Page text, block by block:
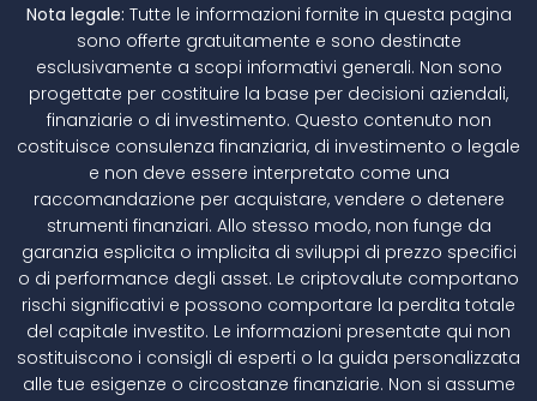
Nota legale: Tutte le informazioni fornite in questa pagina
sono offerte gratuitamente e sono destinate
esclusivamente a scopi informativi generali. Non sono
progettate per costituire la base per decisioni aziendali,
finanziarie o di investimento. Questo contenuto non
costituisce consulenza finanziaria, di investimento o legale
e non deve essere interpretato come una
raccomandazione per acquistare, vendere o detenere
strumenti finanziari. Allo stesso modo, non funge da
garanzia esplicita o implicita di sviluppi di prezzo specifici
o di performance degli asset. Le criptovalute comportano
rischi significativi e possono comportare la perdita totale
del capitale investito. Le informazioni presentate qui non
sostituiscono i consigli di esperti o la guida personalizzata
alle tue esigenze o circostanze finanziarie. Non si assume